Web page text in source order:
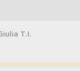
T.I.